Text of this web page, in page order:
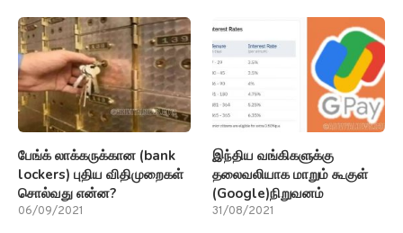
பேங்க் லாக்கருக்கான (bank
lockers) புதிய விதிமுறைகள்
சொல்வது என்ன?
06/09/2021
இந்திய வங்கிகளுக்கு
தலைவலியாக மாறும் கூகுள்
(Google)நிறுவனம்
31/08/2021